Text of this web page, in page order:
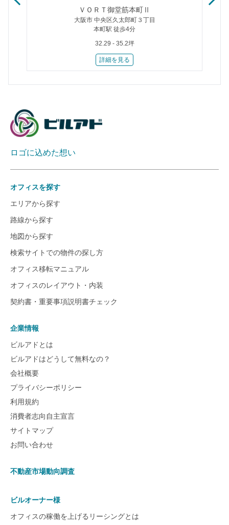
ＶＯＲＴ御堂筋本町Ⅱ
大阪市 中央区久太郎町３丁目
本町駅 徒歩4分
32.29 - 35.2坪
詳細を見る
ロゴに込めた想い
オフィスを探す
エリアから探す
路線から探す
地図から探す
検索サイトでの物件の探し方
オフィス移転マニュアル
オフィスのレイアウト・内装
契約書・重要事項説明書チェック
企業情報
ビルアドとは
ビルアドはどうして無料なの？
会社概要
プライバシーポリシー
利用規約
消費者志向自主宣言
サイトマップ
お問い合わせ
不動産市場動向調査
ビルオーナー様
オフィスの稼働を上げるリーシングとは